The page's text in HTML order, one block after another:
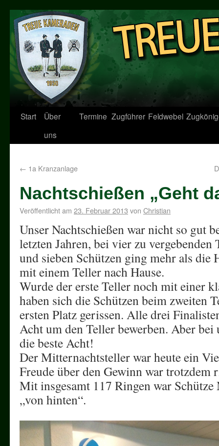
Start
Über
uns
Termine Zugführer Feldwebel
← 1a Kranzanlage
Nachtschießen „Geht
Veröffentlicht am 23. Februar 2013 von Christian
Unser Nachtschießen war nicht so gut
letzten Jahren, bei vier zu vergebenden
und sieben Schützen ging mehr als die
mit einem Teller nach Hause.
Wurde der erste Teller noch mit einer
haben sich die Schützen beim zweiten
ersten Platz gerissen. Alle drei
Acht um den Teller bewerben. Aber bei
die beste Acht!
Der Mitternachtsteller war heute ein
Freude über den Gewinn war trotzdem
Mit insgesamt 117 Ringen war Schütze
„von hinten“.